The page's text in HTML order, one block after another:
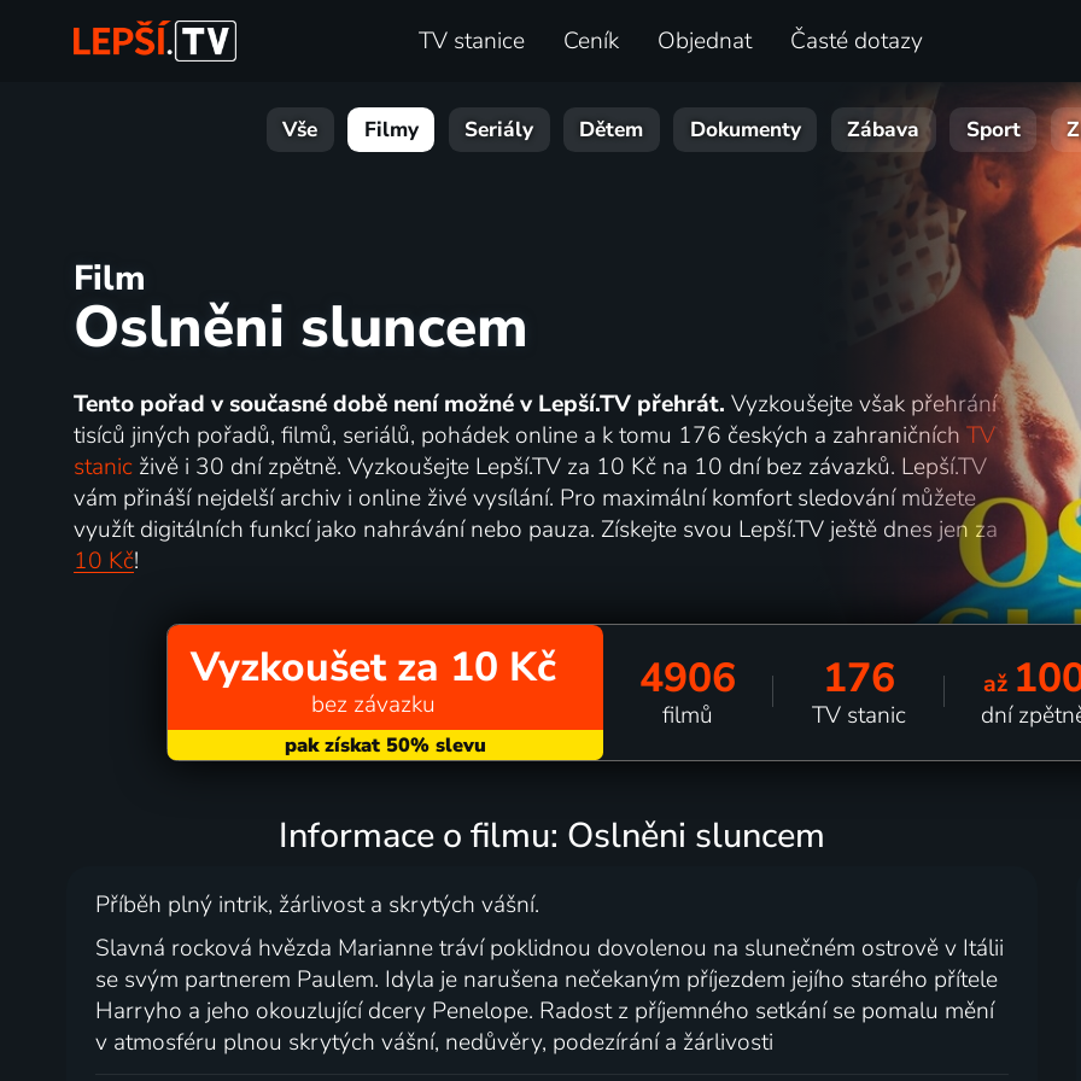
TV stanice Ceník Objednat Časté dotazy
Vše Filmy Seriály Dětem Dokumenty Zábava Sport
Film
Oslněni sluncem
Tento pořad v současné době není možné v Lepší.TV přehrát. Vyzkoušejte však přehrání
tisíců jiných pořadů, filmů, seriálů, pohádek online a k tomu 176 českých a zahraničních TV
stanicživě i 30 dní zpětně. Vyzkoušejte Lepší.TV za 10 Kč na 10 dní bez závazků. Lepší.TV
vám přináší nejdelší archiv i online živé vysílání. Pro maximální komfort sledování můžete
využít digitálních funkcí jako nahrávání nebo pauza. Získejte svou Lepší.TV ještě dnes jen za
10 Kč!
Vyzkoušet za 10 Kč
bez závazku 4906
filmů
176
TV stanic
až
dní
Informace o filmu: Oslněni sluncem
Příběh plný intrik, žárlivost a skrytých vášní.
Slavná rocková hvězda Marianne tráví poklidnou dovolenou na slunečném ostrově v Itálii
se svým partnerem Paulem. Idyla je narušena nečekaným příjezdem jejího starého přítele
Harryho a jeho okouzlující dcery Penelope. Radost z příjemného setkání se pomalu mění
v atmosféru plnou skrytých vášní, nedůvěry, podezírání a žárlivosti